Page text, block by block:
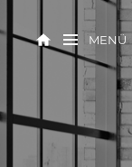
MENÜ